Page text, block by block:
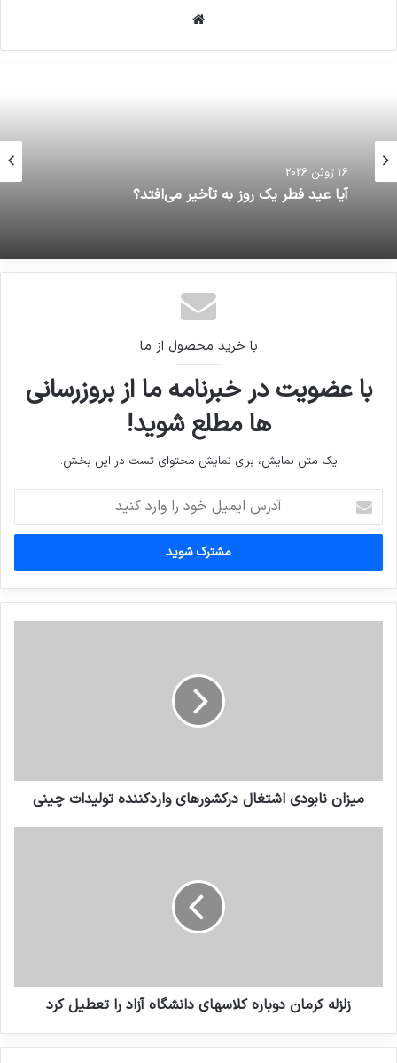
16 ژوئن 2026
آیا عید فطر یک روز به تأخیر می‌افتد؟
16 ژوئن 2026
هوای تهران در شرایط ناسالم
با خرید محصول از ما
با عضویت در خبرنامه ما از بروزرسانی
ها مطلع شوید!
یک متن نمایش، برای نمایش محتوای تست در این بخش.
ایمیل
خود
وارد
کنید
میزان نابودی اشتغال⁩ درکشورهای واردکننده تولیدات چینی
زلزله کرمان دوباره کلاسهای دانشگاه آزاد را تعطیل کرد